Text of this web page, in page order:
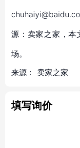
源：卖家之家，本
场。
来源： 卖家之家
填写询价